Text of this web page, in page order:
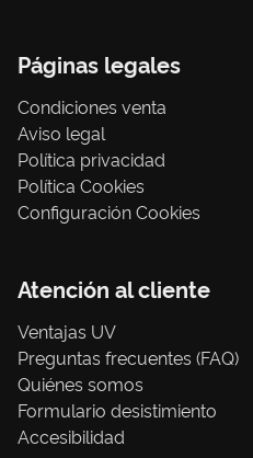
Páginas legales
Condiciones venta
Aviso legal
Política privacidad
Política Cookies
Configuración Cookies
Atención al cliente
Ventajas UV
Preguntas frecuentes (FAQ)
Quiénes somos
Formulario desistimiento
Accesibilidad